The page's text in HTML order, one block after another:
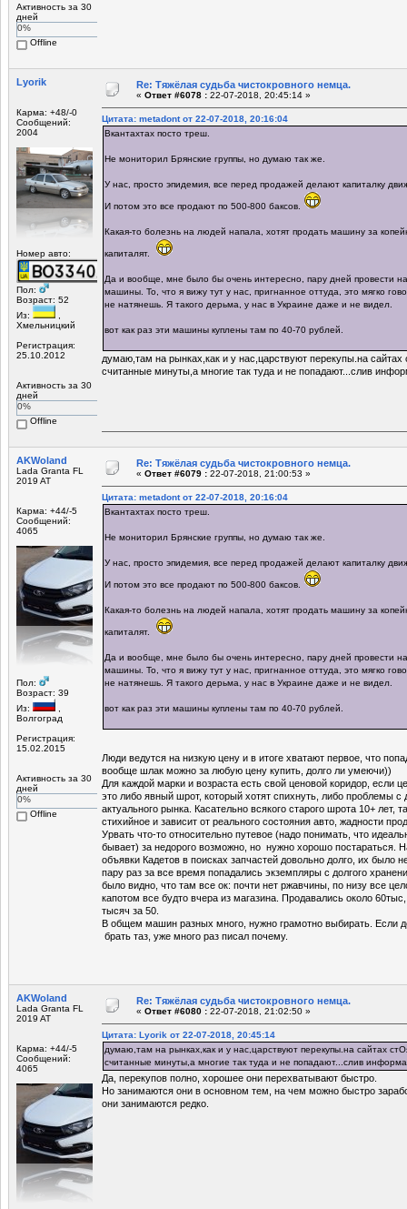
Активность за 30
дней
0%
Offline
Lyorik
Карма: +48/-0
Сообщений:
2004
Номер авто:
Пол:
Возраст: 52
Из:
,
Хмельницкий
Регистрация:
25.10.2012
Активность за 30
дней
0%
Offline
Re: Тяжёлая судьба чистокровного немца.
« Ответ #6078 : 22-07-2018, 20:45:14 »
Цитата: metadont от 22-07-2018, 20:16:04
Вкантахтах посто треш.
Не мониторил Брянские группы, но думаю так же.
У нас, просто эпидемия, все перед продажей делают капиталку
И потом это все продают по 500-800 баксов.
Какая-то болезнь на людей напала, хотят продать машину за
капиталят.
Да и вообще, мне было бы очень интересно, пару дней провести
машины. То, что я вижу тут у нас, пригнанное оттуда, это мягко
не натянешь. Я такого дерьма, у нас в Украине даже и не видел.
вот как раз эти машины куплены там по 40-70 рублей.
думаю,там на рынках,как и у нас,царствуют перекупы.на
считанные минуты,а многие так туда и не попадают...слив
AKWoland
Lada Granta FL
2019 AT
Карма: +44/-5
Сообщений:
4065
Пол:
Возраст: 39
Из:
Волгоград
Регистрация:
15.02.2015
Активность за 30
дней
0%
Offline
Re: Тяжёлая судьба чистокровного немца.
« Ответ #6079 : 22-07-2018, 21:00:53 »
Цитата: metadont от 22-07-2018, 20:16:04
Вкантахтах посто треш.
Не мониторил Брянские группы, но думаю так же.
У нас, просто эпидемия, все перед продажей делают капиталку
И потом это все продают по 500-800 баксов.
Какая-то болезнь на людей напала, хотят продать машину за
капиталят.
Да и вообще, мне было бы очень интересно, пару дней провести
машины. То, что я вижу тут у нас, пригнанное оттуда, это мягко
не натянешь. Я такого дерьма, у нас в Украине даже и не видел.
вот как раз эти машины куплены там по 40-70 рублей.
Люди ведутся на низкую цену и в итоге хватают первое, что
вообще шлак можно за любую цену купить, долго ли умеючи))
Для каждой марки и возраста есть свой ценовой коридор, если
это либо явный шрот, который хотят спихнуть, либо проблемы с
актуального рынка. Касательно всякого старого шрота 10+ лет,
стихийное и зависит от реального состояния авто, жадности
Урвать что-то относительно путевое (надо понимать, что
бывает) за недорого возможно, но нужно хорошо постараться.
объявки Кадетов в поисках запчастей довольно долго, их было
пару раз за все время попадались экземпляры с долгого
было видно, что там все ок: почти нет ржавчины, по низу все
капотом все будто вчера из магазина. Продавались около
тысяч за 50.
В общем машин разных много, нужно грамотно выбирать. Если
брать таз, уже много раз писал почему.
AKWoland
Lada Granta FL
2019 AT
Карма: +44/-5
Сообщений:
4065
Re: Тяжёлая судьба чистокровного немца.
« Ответ #6080 : 22-07-2018, 21:02:50 »
Цитата: Lyorik от 22-07-2018, 20:45:14
думаю,там на рынках,как и у нас,царствуют перекупы.на сайтах
считанные минуты,а многие так туда и не попадают...слив
Да, перекупов полно, хорошее они перехватывают быстро.
Но занимаются они в основном тем, на чем можно быстро
они занимаются редко.